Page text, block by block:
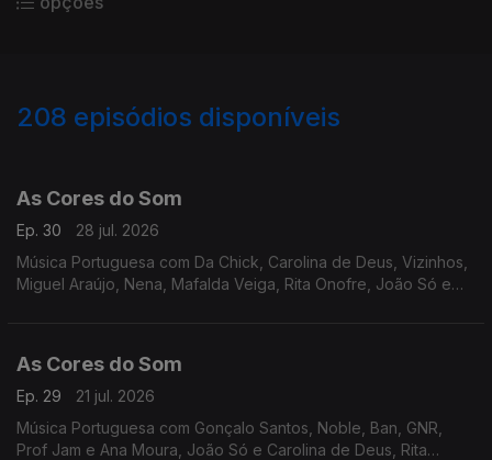
208 episódios disponíveis
As Cores do Som
Ep. 30
28 jul. 2026
Música Portuguesa com Da Chick, Carolina de Deus, Vizinhos,
Miguel Araújo, Nena, Mafalda Veiga, Rita Onofre, João Só e
As Cores do Som
Ep. 29
21 jul. 2026
Música Portuguesa com Gonçalo Santos, Noble, Ban, GNR,
Prof Jam e Ana Moura, João Só e Carolina de Deus, Rita